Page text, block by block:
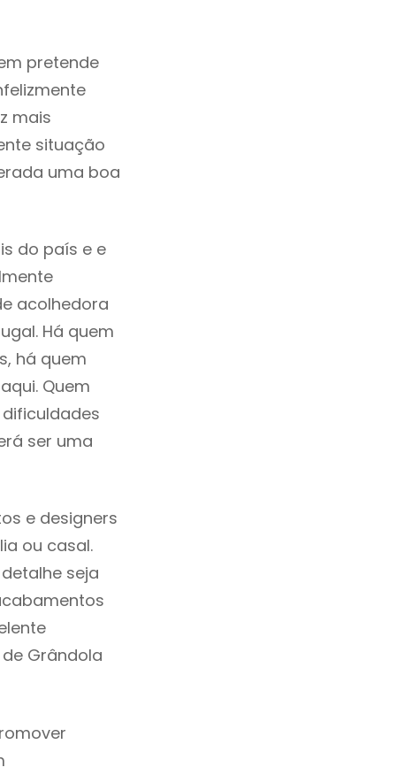
pretende
mais
situação
uma boa
do país e e
acolhedora
Há quem
há quem
Quem
ser uma
e designers
ou casal.
seja
Grândola